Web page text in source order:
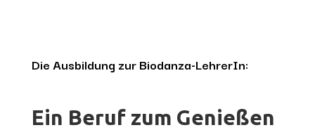
Die Ausbildung zur Biodanza-LehrerIn:
Ein Beruf zum Genießen